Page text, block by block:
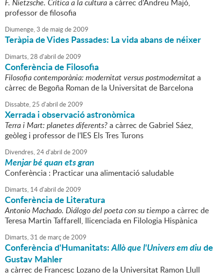
F. Nietzsche. Crítica a la culturaa càrrec d'Andreu Majó,
professor de filosofia
Diumenge,3 de maigde2009
Teràpia de Vides Passades: La vida abans de néixer
Dimarts,28 d'abril de2009
Conferència de Filosofia
Filosofia contemporània: modernitat versus postmodernitata
càrrec de Begoña Roman de la Universitat de Barcelona
Dissabte,25 d'abril de2009
Xerrada i observació astronòmica
Terra i Mart: planetes diferents?a càrrec de Gabriel Sáez,
geòleg i professor de l'IES Els Tres Turons
Divendres,24d'abril de2009
Menjar bé quan ets gran
Conferència : Practicar una alimentació saludable
Dimarts, 14d'abril de2009
Conferència de Literatura
Antonio Machado. Diálogo del poeta con su tiempoa càrrec de
Teresa Martin Taffarell, llicenciada en Filologia Hispànica
Dimarts,31 de marçde2009
Conferència d'Humanitats:Allò que l'Univers em diude
Gustav Mahler
a càrrec de Francesc Lozano de la Universitat Ramon Llull